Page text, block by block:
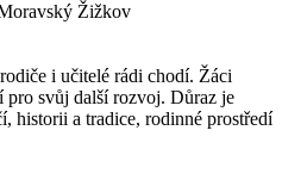
Žižkov
i učitelé rádi chodí. Žáci
pro svůj další rozvoj. Důraz je
historii a tradice, rodinné prostředí